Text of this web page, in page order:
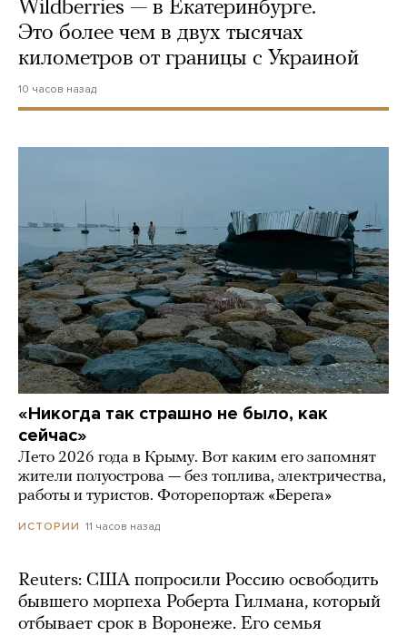
Wildberries — в Екатеринбурге.
Это более чем в двух тысячах
километров от границы с Украиной
10 часов назад
«Никогда так страшно не было, как
сейчас»
Лето 2026 года в Крыму. Вот каким его запомнят
жители полуострова — без топлива, электричества,
работы и туристов. Фоторепортаж «Берега»
ИСТОРИИ 11 часов назад
Reuters: США попросили Россию освободить
бывшего морпеха Роберта Гилмана, который
отбывает срок в Воронеже. Его семья